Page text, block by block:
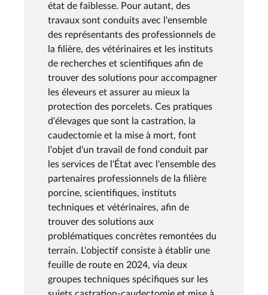
état de faiblesse. Pour autant, des
travaux sont conduits avec l'ensemble
des représentants des professionnels de
la filière, des vétérinaires et les instituts
de recherches et scientifiques afin de
trouver des solutions pour accompagner
les éleveurs et assurer au mieux la
protection des porcelets. Ces pratiques
d'élevages que sont la castration, la
caudectomie et la mise à mort, font
l'objet d'un travail de fond conduit par
les services de l'État avec l'ensemble des
partenaires professionnels de la filière
porcine, scientifiques, instituts
techniques et vétérinaires, afin de
trouver des solutions aux
problématiques concrètes remontées du
terrain. L'objectif consiste à établir une
feuille de route en 2024, via deux
groupes techniques spécifiques sur les